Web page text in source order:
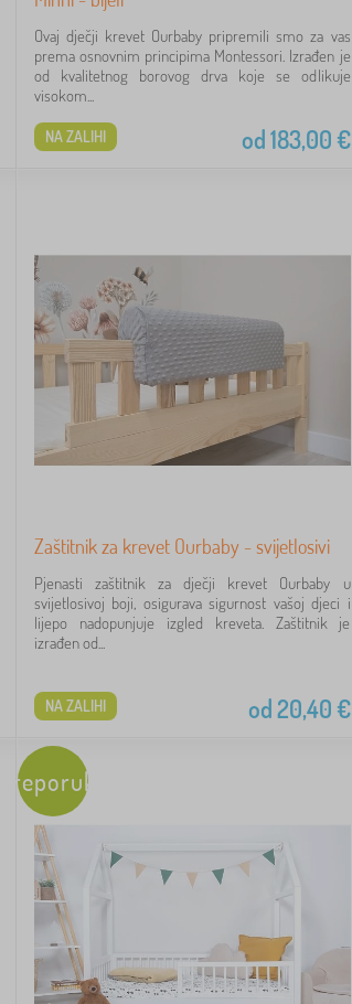
Ovaj dječji krevet Ourbaby pripremili smo za vas
prema osnovnim principima Montessori. Izrađen je
od kvalitetnog borovog drva koje se odlikuje
visokom...
od183,00€
NA ZALIHI
Zaštitnik za krevet Ourbaby - svijetlosivi
Pjenasti zaštitnik za dječji krevet Ourbaby u
svijetlosivoj boji, osigurava sigurnost vašoj djeci i
lijepo nadopunjuje izgled kreveta. Zaštitnik je
izrađen od...
od20,40€
NA ZALIHI
Preporuka